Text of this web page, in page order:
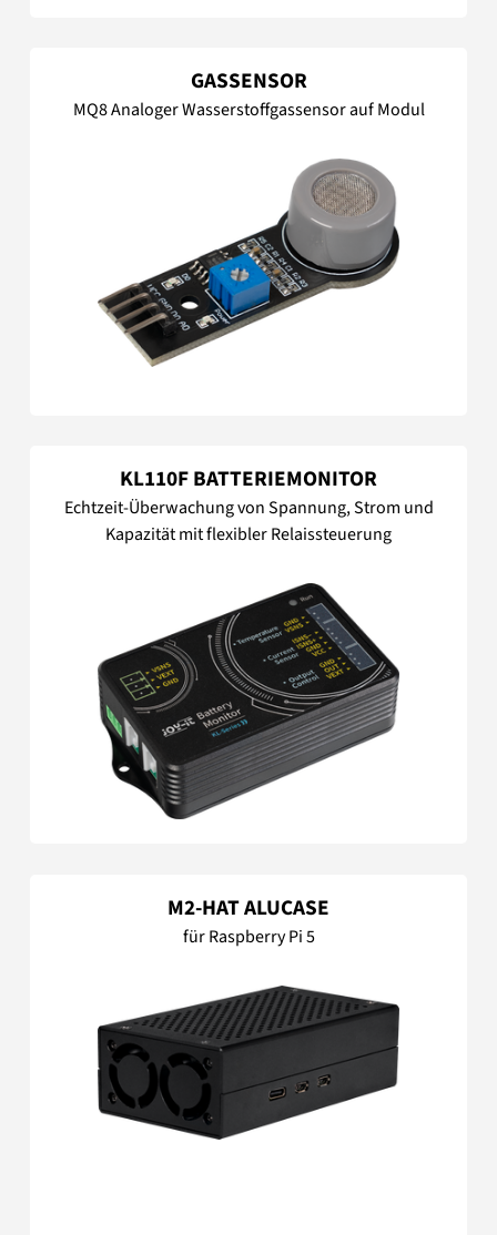
GASSENSOR
MQ8 Analoger Wasserstoffgassensor auf Modul
KL110F BATTERIEMONITOR
Echtzeit-Überwachung von Spannung, Strom und
Kapazität mit flexibler Relaissteuerung
M2-HAT ALUCASE
für Raspberry Pi 5